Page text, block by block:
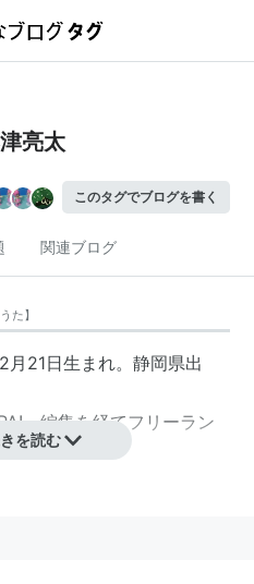
亮太
このタグでブログを書く
関連ブログ
た】
月21日生まれ。静岡県出
」編集を経てフリーラン
を読む